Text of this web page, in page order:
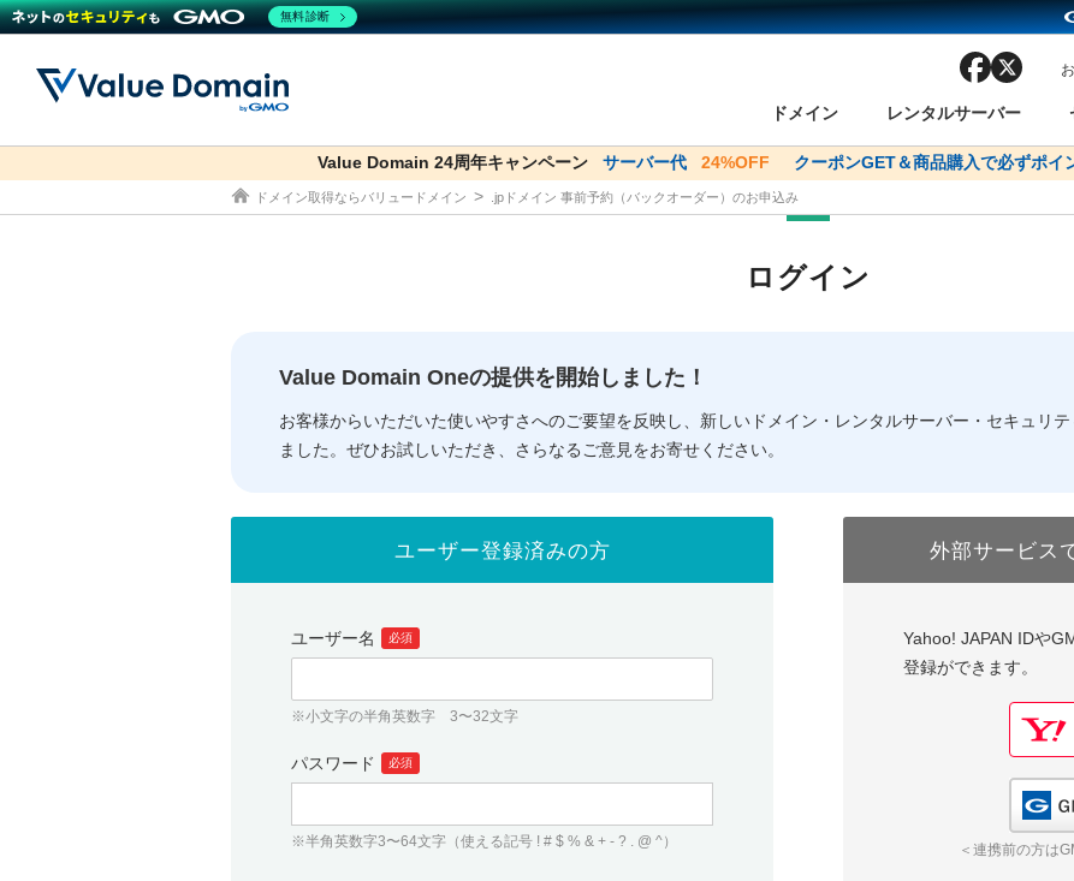
ドメイン
ドメイン ドメイン検索
ドメイン一括検索
人気ドメインの種類 WHOIS検索
レンタルサーバー
レンタルサーバー コアサーバー
セキュリティ Value Domain ネットde診断
サービス お得意様割引
バリュードメインAPI
facebook
従来のバリュードメインをご利用希望の方 おすすめ One レンタルサーバ
以下でもログ
従来のバリュードメインをご利用希望の方 おすすめ One レンタルサーバ
以下でも登
Value Domain 24周年キャンペーン サーバー代 24%OFF クーポンGET＆商品購入で必ずポイ
co.jpドメイン✕コアサーバーV2ビジネス応援キャンペーン サーバー料金1年間
ドメイン取得ならバリュードメイン .jpドメイン 事前予約（バックオーダー）のお申込み
ログイン
Value Domain Oneの提供を開始しました！
お客様からいただいた使いやすさへのご要望を反映し、新しいドメイン・レンタルサーバー・セキュリ
ました。ぜひお試しいただき、さらなるご意見をお寄せください。
ユーザー登録済みの方
ユーザー名 必須
※小文字の半角英数字 3〜32文字
パスワード 必須
※半角英数字3〜64文字（使える記号 ! # $ % & + - ? . @ ^）
外部サービス
Yahoo! JAPAN IDや
登録ができます。
＜連携前の方は
無料診断